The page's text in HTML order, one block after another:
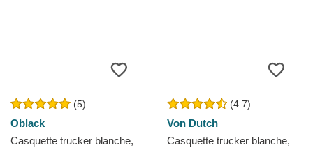
(5)
Oblack
Casquette trucker blanche,
(4.7)
Von Dutch
Casquette trucker blanche,